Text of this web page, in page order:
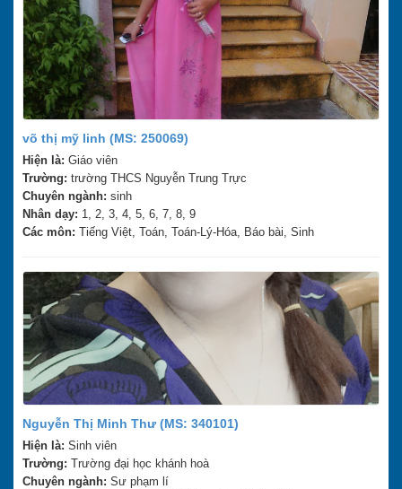
võ thị mỹ linh (MS: 250069)
Hiện là: Giáo viên
Trường: trường THCS Nguyễn Trung Trực
Chuyên ngành: sinh
Nhân dạy: 1, 2, 3, 4, 5, 6, 7, 8, 9
Các môn: Tiếng Việt, Toán, Toán-Lý-Hóa, Báo bài, Sinh
Nguyễn Thị Minh Thư (MS: 340101)
Hiện là: Sinh viên
Trường: Trường đại học khánh hoà
Chuyên ngành: Sư phạm lí